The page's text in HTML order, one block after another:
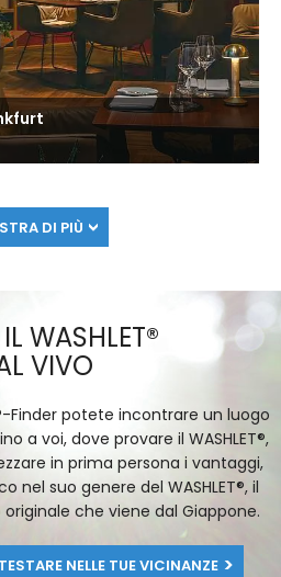
DI PIÙ
WASHLET®
VIVO
Finder potete incontrare un luogo
a voi, dove provare il WASHLET®,
in prima persona i vantaggi,
nel suo genere del WASHLET®, il
che viene dal Giappone.
NELLE TUE VICINANZE